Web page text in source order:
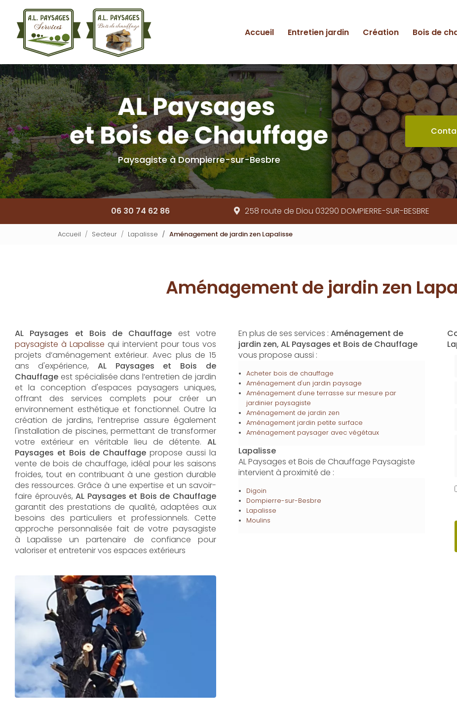
contenu
principal
Accueil Entretien jardin Création Bois de
Paysagiste à Dompierre-sur-Besbre
06 30 74 62 86 258 route de Diou 03290 DOMPIERRE-SUR-BESBRE
Accueil Secteur Lapalisse Aménagement de jardin zen Lapalisse
Aménagement de jardin zen
AL Paysages et Bois de Chauffage est votre
paysagiste à Lapalisse qui intervient pour tous vos
projets d’aménagement extérieur. Avec plus de 15
ans d'expérience, AL Paysages et Bois de
Chauffage est spécialisée dans l’entretien de jardin
et la conception d'espaces paysagers uniques,
offrant des services complets pour créer un
environnement esthétique et fonctionnel. Outre la
création de jardins, l’entreprise assure également
l'installation de piscines, permettant de transformer
votre extérieur en véritable lieu de détente. AL
Paysages et Bois de Chauffage propose aussi la
vente de bois de chauffage, idéal pour les saisons
froides, tout en contribuant à une gestion durable
des ressources. Grâce à une expertise et un savoir-
faire éprouvés,AL Paysages et Bois de Chauffage
garantit des prestations de qualité, adaptées aux
besoins des particuliers et professionnels. Cette
approche personnalisée fait de votre paysagiste
à Lapalisse un partenaire de confiance pour
valoriser et entretenir vos espaces extérieurs
En plus de ses services : Aménagement de
jardin zen, AL Paysages et Bois de Chauffage
vous propose aussi :
Acheter bois de chauffage
Aménagement d'un jardin paysage
Aménagement d'une terrasse sur mesure par
jardinier paysagiste
Aménagement de jardin zen
Aménagement jardin petite surface
Aménagement paysager avec végétaux
Lapalisse
AL Paysages et Bois de Chauffage Paysagiste
intervient à proximité de :
Digoin
Dompierre-sur-Besbre
Lapalisse
Moulins